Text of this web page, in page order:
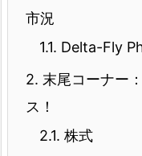
市況
1.1. Delta-Fly
2. 末尾コーナー
ス！
2.1. 株式